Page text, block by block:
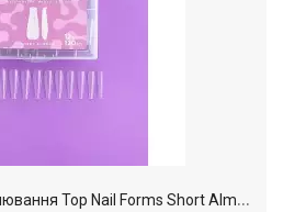
В
ерхні форми для моделювання Top Nail Forms Short Almond (короткий мигдаль) DNKa,120pcs